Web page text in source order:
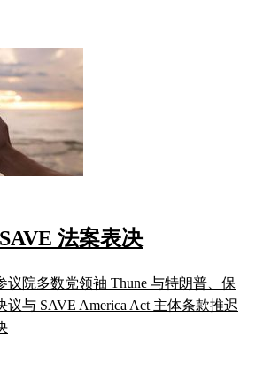
法案表决
议院多数党领袖 Thune 与特朗普、保
与 SAVE America Act 主体条款推迟